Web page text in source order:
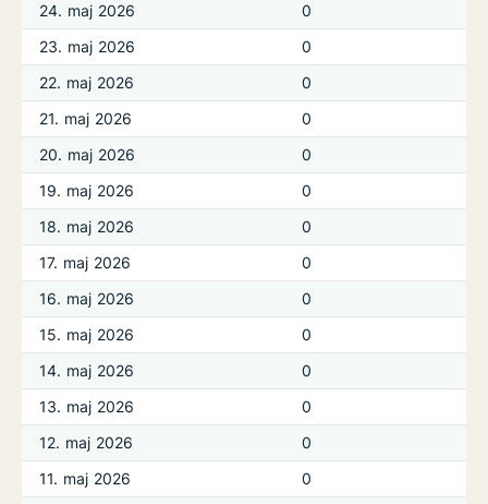
24. maj 2026
0
23. maj 2026
0
22. maj 2026
0
21. maj 2026
0
20. maj 2026
0
19. maj 2026
0
18. maj 2026
0
17. maj 2026
0
16. maj 2026
0
15. maj 2026
0
14. maj 2026
0
13. maj 2026
0
12. maj 2026
0
11. maj 2026
0